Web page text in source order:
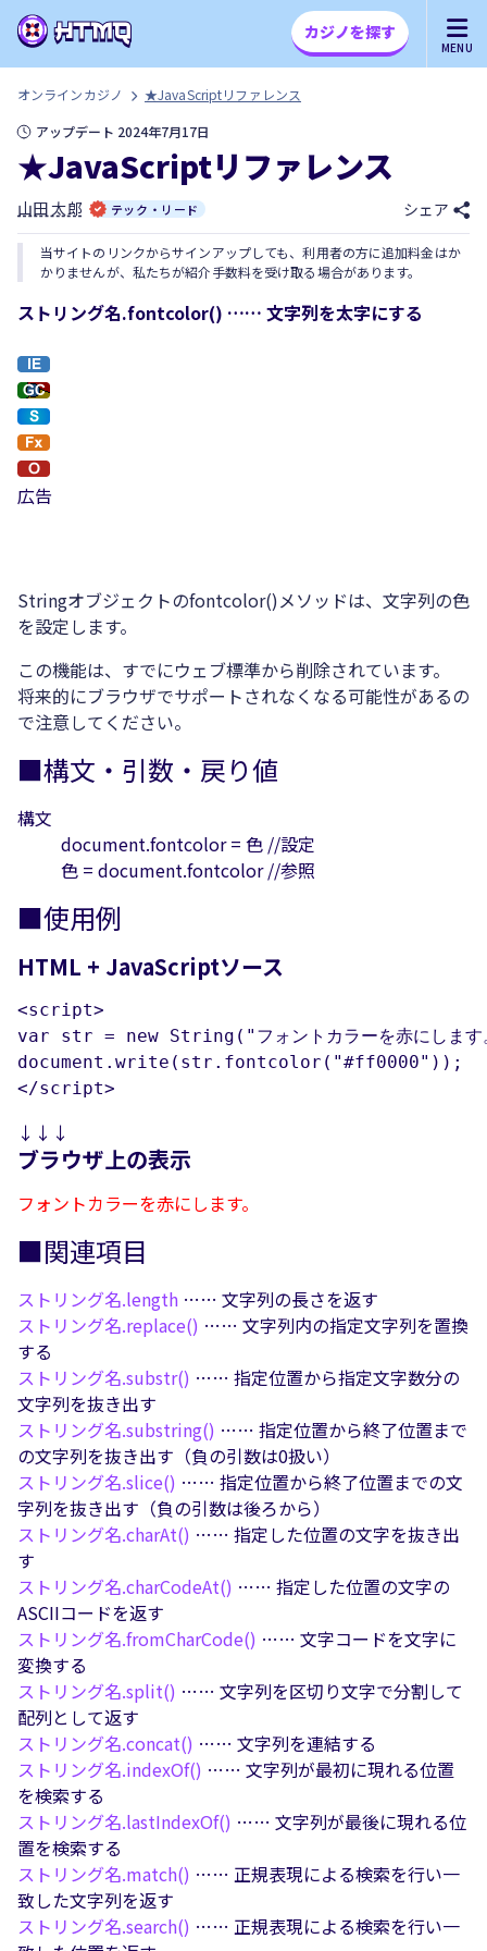
MENU
カジノを探す
オンラインカジノ
★JavaScriptリファレンス
アップデート 2024年7月17日
★JavaScriptリファレンス
山田 太郎 テック・リード シェア
当サイトのリンクからサインアップしても、利用者の方に追加料金はか
かりませんが、私たちが紹介手数料を受け取る場合があります。
ストリング名.fontcolor() …… 文字列を太字にする
広告
Stringオブジェクトのfontcolor()メソッドは、文字列の色
を設定します。
この機能は、すでにウェブ標準から削除されています。
将来的にブラウザでサポートされなくなる可能性があるの
で注意してください。
■構文・引数・戻り値
構文
document.fontcolor = 色 //設定
色 = document.fontcolor //参照
■使用例
HTML + JavaScriptソース
<script>
var str = new String("フォントカラーを赤にしま
document.write(str.fontcolor("#ff0000"));
</script>
↓↓↓
ブラウザ上の表示
フォントカラーを赤にします。
■関連項目
ストリング名.length …… 文字列の長さを返す
ストリング名.replace() …… 文字列内の指定文字列を置換
する
ストリング名.substr() …… 指定位置から指定文字数分の
文字列を抜き出す
ストリング名.substring() …… 指定位置から終了位置まで
の文字列を抜き出す（負の引数は0扱い）
ストリング名.slice() …… 指定位置から終了位置までの文
字列を抜き出す（負の引数は後ろから）
ストリング名.charAt() …… 指定した位置の文字を抜き出
す
ストリング名.charCodeAt() …… 指定した位置の文字の
ASCIIコードを返す
ストリング名.fromCharCode() …… 文字コードを文字に
変換する
ストリング名.split() …… 文字列を区切り文字で分割して
配列として返す
ストリング名.concat() …… 文字列を連結する
ストリング名.indexOf() …… 文字列が最初に現れる位置
を検索する
ストリング名.lastIndexOf() …… 文字列が最後に現れる位
置を検索する
ストリング名.match() …… 正規表現による検索を行い一
致した文字列を返す
ストリング名.search() …… 正規表現による検索を行い一